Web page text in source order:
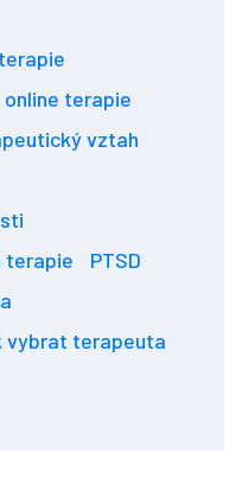
online terapie
vztah
terapie
PTSD
vybrat terapeuta